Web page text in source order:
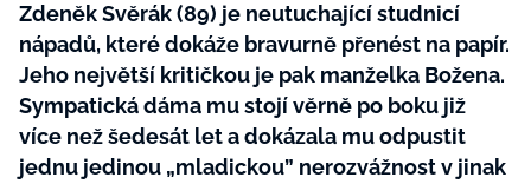
Zdeněk Svěrák (89) je neutuchající studnicí
nápadů, které dokáže bravurně přenést na papír.
Jeho největší kritičkou je pak manželka Božena.
Sympatická dáma mu stojí věrně po boku již
více než šedesát let a dokázala mu odpustit
jednu jedinou „mladickou” nerozvážnost v jinak